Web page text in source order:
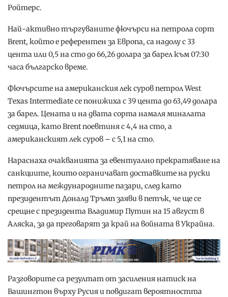
Ройтерс.
Най-активно търгуваните фючърси на петрола сорт
Brent, който е референтен за Европа, са надолу с 33
цента или 0,5 на сто до 66,26 долара за барел към 07:30
часа българско време.
Фючърсите на американския лек суров петрол West
Texas Intermediate се понижиха с 39 цента до 63,49 долара
за барел. Цената и на двата сорта намаля миналата
седмица, като Brent поевтиня с 4,4 на сто, а
американският лек суров – с 5,1 на сто.
Нараснаха очакванията за евентуално прекратяване на
санкциите, които ограничават доставките на руски
петрол на международните пазари, след като
президентът Доналд Тръмп заяви в петък, че ще се
срещне с президента Владимир Путин на 15 август в
Аляска, за да преговарят за край на войната в Украйна.
Разговорите са резултат от засиления натиск на
Вашингтон върху Русия и повдигат вероятността